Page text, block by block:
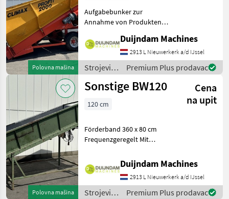
Polovna mašina
Aufgabebunker zur
Annahme von Produkten
und zur kontrollierten
Zuführung in ein
Einlagerungssystem.Dosierbunker
aus der Profit-Serie ausge
Duijndam Machines
2913 L Nieuwerkerk a/d IJssel
Strojevi
za
transport
Premium Plus prodavac
Polovna mašina
Sonstige BW120
Cena
na upit
120 cm
Förderband 360 x 80 cm
Frequenzgeregelt Mit
Informationen oder eine
vollständige Angebot?
Fragen Sie das einfach und
schnell an auf unsere Duij
Duijndam Machines
2913 L Nieuwerkerk a/d IJssel
Strojevi
Premium Plus prodavac